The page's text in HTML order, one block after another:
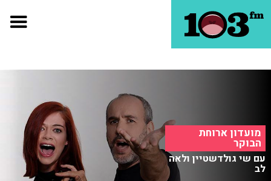
מועדון ארוחת
הבוקר
עם שי גולדשטיין ולאה
לב